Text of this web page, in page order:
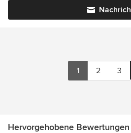
1 2 3
Hervorgehobene